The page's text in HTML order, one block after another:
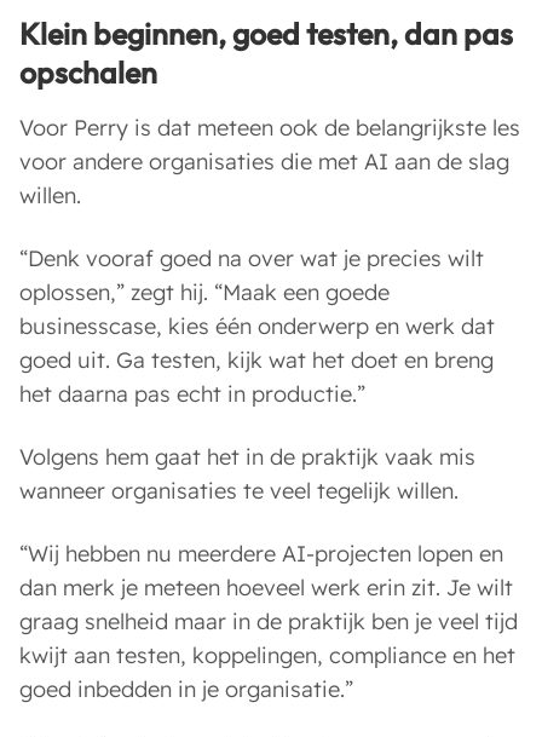
Klein beginnen, goed testen, dan pas
opschalen
Voor Perry is dat meteen ook de belangrijkste les
voor andere organisaties die met AI aan de slag
willen.
“Denk vooraf goed na over wat je precies wilt
oplossen,” zegt hij. “Maak een goede
businesscase, kies één onderwerp en werk dat
goed uit. Ga testen, kijk wat het doet en breng
het daarna pas echt in productie.”
Volgens hem gaat het in de praktijk vaak mis
wanneer organisaties te veel tegelijk willen.
“Wij hebben nu meerdere AI-projecten lopen en
dan merk je meteen hoeveel werk erin zit. Je wilt
graag snelheid maar in de praktijk ben je veel tijd
kwijt aan testen, koppelingen, compliance en het
goed inbedden in je organisatie.”